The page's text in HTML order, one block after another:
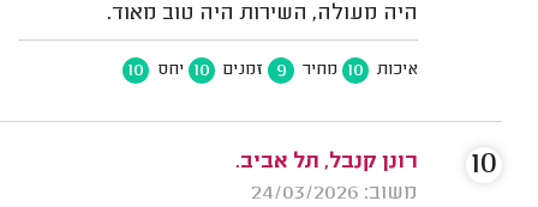
היה מעולה, השירות היה טוב מאוד.
איכות 10 מחיר 9 זמנים 10 יחס 10
רונן קנבל, תל אביב.
משוב: 24/03/2026
10